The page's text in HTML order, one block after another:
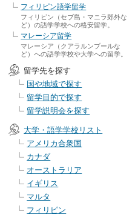
フィリピン語学留学
フィリピン（セブ島・マニラ郊外な
ど）の語学学校への格安留学。
マレーシア留学
マレーシア（クアラルンプールな
ど）への語学学校や大学への留学。
留学先を探す
国や地域で探す
留学目的で探す
留学説明会を探す
大学・語学学校リスト
アメリカ合衆国
カナダ
オーストラリア
イギリス
マルタ
フィリピン